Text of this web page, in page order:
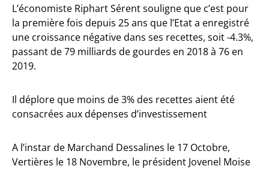
L’économiste Riphart Sérent souligne que c’est pour
la première fois depuis 25 ans que l’Etat a enregistré
une croissance négative dans ses recettes, soit -4.3%,
passant de 79 milliards de gourdes en 2018 à 76 en
2019.
Il déplore que moins de 3% des recettes aient été
consacrées aux dépenses d’investissement
A l’instar de Marchand Dessalines le 17 Octobre,
Vertières le 18 Novembre, le président Jovenel Moise